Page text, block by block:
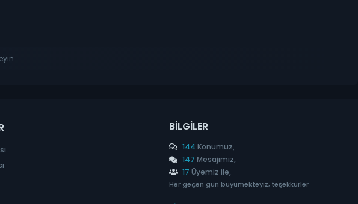
BILGILER
144 Konumuz,
147 Mesajımız,
17 Üyemiz ile,
Her geçen gün büyümekteyiz, teşekkürler